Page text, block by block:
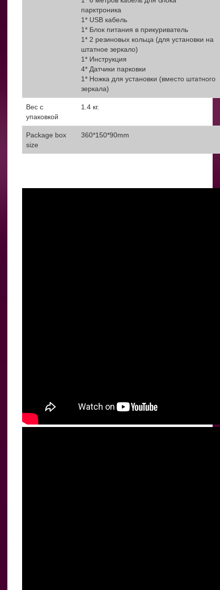
парктроника
1* USB кабель
1* Блок питания в прикуриватель
1* 2 резиновых кольца (для установки на
штатное зеркало)
1* Инструкция
4* Датчики парковки
1* Ножка для установки (вместо штатного
зеркала)
Вес с
упаковкой
1.4 кг.
Package box
size
360*150*90mm